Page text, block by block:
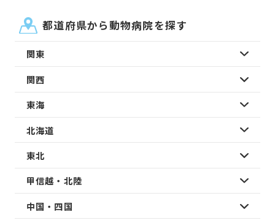
都道府県から動物病院を探す
関東
関西
東海
北海道
東北
甲信越・北陸
中国・四国